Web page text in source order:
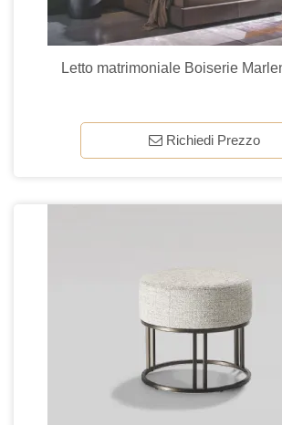
Letto matrimoniale Boiserie
Richiedi Prezzo